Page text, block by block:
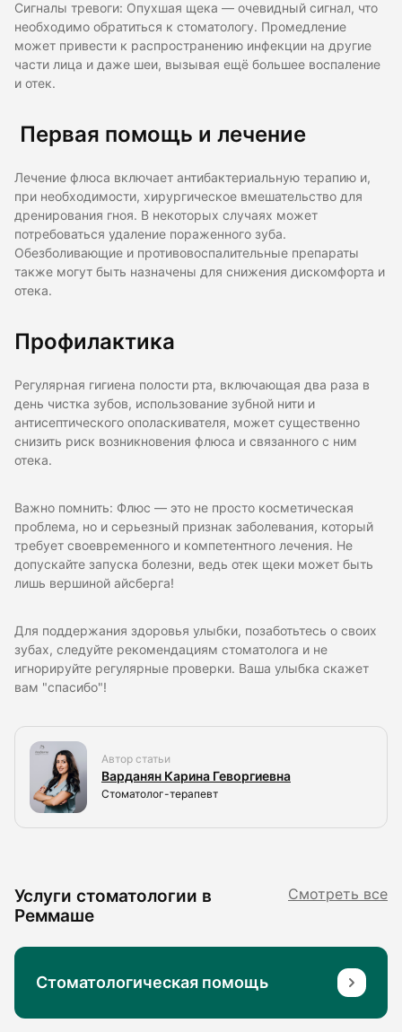
Сигналы тревоги: Опухшая щека — очевидный сигнал, что
необходимо обратиться к стоматологу. Промедление
может привести к распространению инфекции на другие
части лица и даже шеи, вызывая ещё большее воспаление
и отек.
Первая помощь и лечение
Лечение флюса включает антибактериальную терапию и,
при необходимости, хирургическое вмешательство для
дренирования гноя. В некоторых случаях может
потребоваться удаление пораженного зуба.
Обезболивающие и противовоспалительные препараты
также могут быть назначены для снижения дискомфорта и
отека.
Профилактика
Регулярная гигиена полости рта, включающая два раза в
день чистка зубов, использование зубной нити и
антисептического ополаскивателя, может существенно
снизить риск возникновения флюса и связанного с ним
отека.
Важно помнить: Флюс — это не просто косметическая
проблема, но и серьезный признак заболевания, который
требует своевременного и компетентного лечения. Не
допускайте запуска болезни, ведь отек щеки может быть
лишь вершиной айсберга!
Для поддержания здоровья улыбки, позаботьтесь о своих
зубах, следуйте рекомендациям стоматолога и не
игнорируйте регулярные проверки. Ваша улыбка скажет
вам "спасибо"!
Автор статьи
Варданян Карина Геворгиевна
Стоматолог-терапевт
Услуги стоматологии в
Реммаше
Смотреть все
Стоматологическая помощь